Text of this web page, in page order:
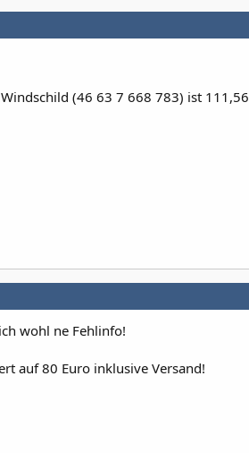
(46 63 7 668 783) ist
wohl ne Fehlinfo!
auf 80 Euro inklusive Versand!